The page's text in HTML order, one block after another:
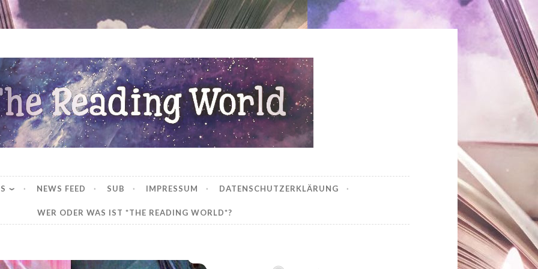
World
NEWS FEED SUB IMPRESSUM DATENSCHUTZERKLÄRUNG
WER ODER WAS IST *THE READING WORLD*?
*Rezension* -> Project Jane (1) von Lynette Noni